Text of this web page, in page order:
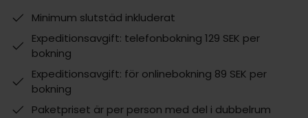
Minimum slutstäd inkluderat
Expeditionsavgift: telefonbokning 129 SEK per
bokning
Expeditionsavgift: för onlinebokning 89 SEK per
bokning
Paketpriset är per person med del i dubbelrum